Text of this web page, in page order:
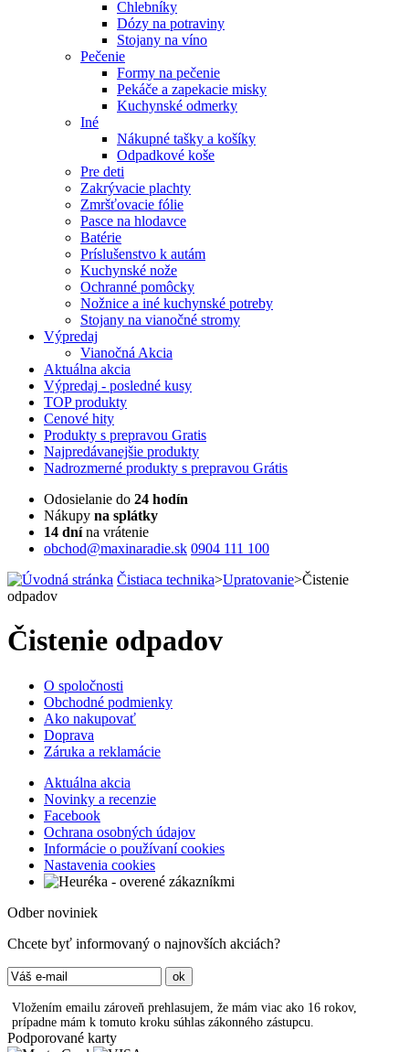
Chlebníky
Dózy na potraviny
Stojany na víno
Pečenie
Formy na pečenie
Pekáče a zapekacie misky
Kuchynské odmerky
Iné
Nákupné tašky a košíky
Odpadkové koše
Pre deti
Zakrývacie plachty
Zmršťovacie fólie
Pasce na hlodavce
Batérie
Príslušenstvo k autám
Kuchynské nože
Ochranné pomôcky
Nožnice a iné kuchynské potreby
Stojany na vianočné stromy
Výpredaj
Vianočná Akcia
Aktuálna akcia
Výpredaj - posledné kusy
TOPprodukty
Cenové hity
Produkty s prepravou Gratis
Najpredávanejšie produkty
Nadrozmerné produkty s prepravou Grátis
Odosielanie do 24 hodín
Nákupy na splátky
14 dnína vrátenie
obchod@maxinaradie.sk 0904 111 100
Čistiaca technika>Upratovanie>Čistenie
odpadov
Čistenie odpadov
O spoločnosti
Obchodné podmienky
Ako nakupovať
Doprava
Záruka a reklamácie
Aktuálna akcia
Novinky a recenzie
Facebook
Ochrana osobných údajov
Informácie o používaní cookies
Nastavenia cookies
Odber noviniek
Chcete byť informovaný o najnovších akciách?
Vložením emailu zároveň prehlasujem, že mám viac ako 16 rokov,
prípadne mám k tomuto kroku súhlas zákonného zástupcu.
Podporované karty